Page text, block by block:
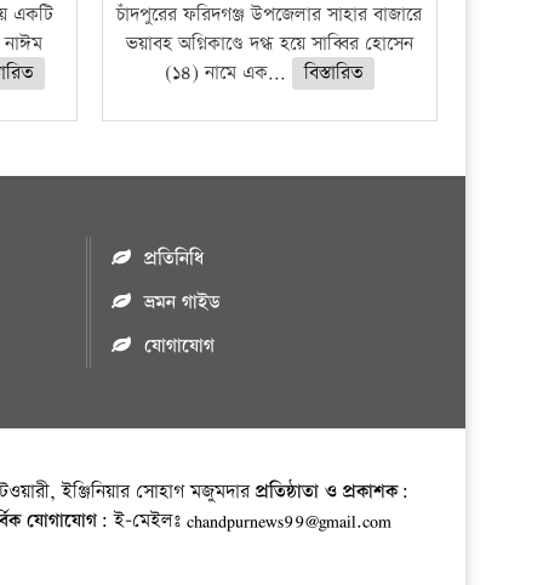
একটি
নাঈম
চাঁদপুরের ফরিদগঞ্জ উপজেলার সাহার বাজারে
ভয়াবহ অগ্নিকাণ্ডে দগ্ধ হয়ে সাব্বির হোসেন
(১৪) নামে এক...
বিস্তারিত
প্রতিনিধি
ভ্রমন গাইড
যোগাযোগ
ইঞ্জিনিয়ার সোহাগ মজুমদারপ্রতিষ্ঠাতা ও প্রকাশক:
যোগাযোগ: ই-মেইলঃ chandpurnews99@gmail.com